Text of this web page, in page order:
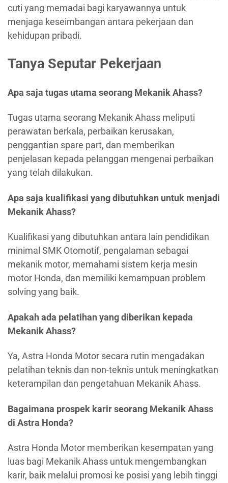
cuti yang memadai bagi karyawannya untuk
menjaga keseimbangan antara pekerjaan dan
kehidupan pribadi.
Tanya Seputar Pekerjaan
Apa saja tugas utama seorang Mekanik Ahass?
Tugas utama seorang Mekanik Ahass meliputi
perawatan berkala, perbaikan kerusakan,
penggantian spare part, dan memberikan
penjelasan kepada pelanggan mengenai perbaikan
yang telah dilakukan.
Apa saja kualifikasi yang dibutuhkan untuk menjadi
Mekanik Ahass?
Kualifikasi yang dibutuhkan antara lain pendidikan
minimal SMK Otomotif, pengalaman sebagai
mekanik motor, memahami sistem kerja mesin
motor Honda, dan memiliki kemampuan problem
solving yang baik.
Apakah ada pelatihan yang diberikan kepada
Mekanik Ahass?
Ya, Astra Honda Motor secara rutin mengadakan
pelatihan teknis dan non-teknis untuk meningkatkan
keterampilan dan pengetahuan Mekanik Ahass.
Bagaimana prospek karir seorang Mekanik Ahass
di Astra Honda?
Astra Honda Motor memberikan kesempatan yang
luas bagi Mekanik Ahass untuk mengembangkan
karir, baik melalui promosi ke posisi yang lebih tinggi